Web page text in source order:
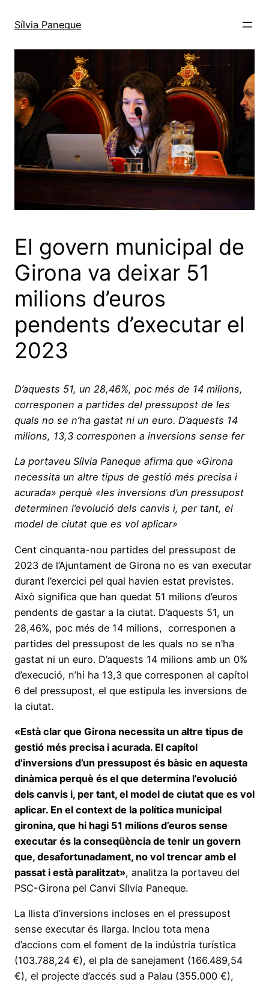
Sílvia Paneque
El govern municipal de
Girona va deixar 51
milions d’euros
pendents d’executar el
2023
D’aquests 51, un 28,46%, poc més de 14 milions,
corresponen a partides del pressupost de les
quals no se n’ha gastat ni un euro. D’aquests 14
milions, 13,3 corresponen a inversions sense fer
La portaveu Sílvia Paneque afirma que «Girona
necessita un altre tipus de gestió més precisa i
acurada» perquè «les inversions d’un pressupost
determinen l’evolució dels canvis i, per tant, el
model de ciutat que es vol aplicar»
Cent cinquanta-nou partides del pressupost de
2023 de l’Ajuntament de Girona no es van executar
durant l’exercici pel qual havien estat previstes.
Això significa que han quedat 51 milions d’euros
pendents de gastar a la ciutat. D’aquests 51, un
28,46%, poc més de 14 milions, corresponen a
partides del pressupost de les quals no se n’ha
gastat ni un euro. D’aquests 14 milions amb un 0%
d’execució, n’hi ha 13,3 que corresponen al capítol
6 del pressupost, el que estipula les inversions de
la ciutat.
«Està clar que Girona necessita un altre tipus de
gestió més precisa i acurada. El capítol
d’inversions d’un pressupost és bàsic en aquesta
dinàmica perquè és el que determina l’evolució
dels canvis i, per tant, el model de ciutat que es vol
aplicar. En el context de la política municipal
gironina, que hi hagi 51 milions d’euros sense
executar és la conseqüència de tenir un govern
que, desafortunadament, no vol trencar amb el
passat i està paralitzat», analitza la portaveu del
PSC-Girona pel Canvi Sílvia Paneque.
La llista d’inversions incloses en el pressupost
sense executar és llarga. Inclou tota mena
d’accions com el foment de la indústria turística
(103.788,24 €), el pla de sanejament (166.489,54
€), el projecte d’accés sud a Palau (355.000 €),